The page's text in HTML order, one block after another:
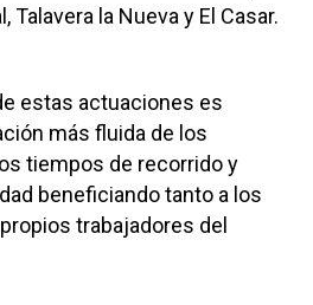
Talavera la Nueva y El Casar.
estas actuaciones es
más fluida de los
tiempos de recorrido y
beneficiando tanto a los
trabajadores del